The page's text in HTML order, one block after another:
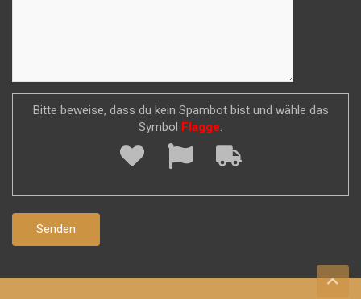
Bitte beweise, dass du kein Spambot bist und wähle das
Symbol Flagge.